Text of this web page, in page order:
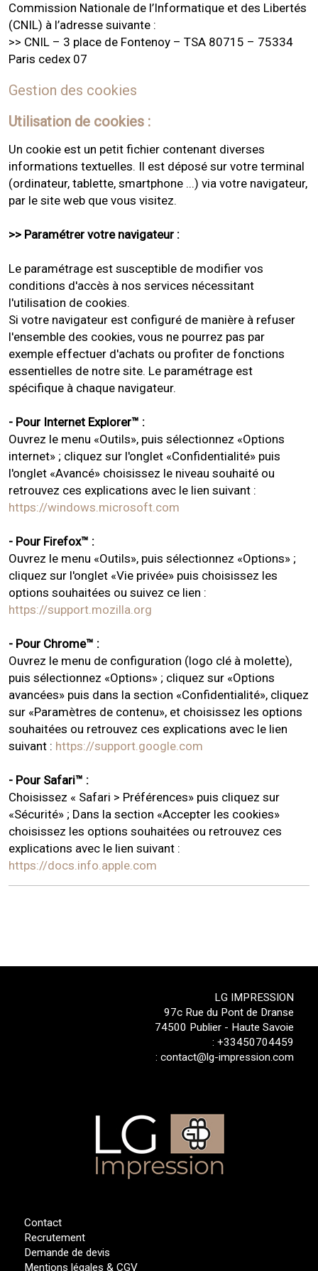
Commission Nationale de l’Informatique et des Libertés
(CNIL) à l’adresse suivante :
>> CNIL – 3 place de Fontenoy – TSA 80715 – 75334
Paris cedex 07
Gestion des cookies
Utilisation de cookies :
Un cookie est un petit fichier contenant diverses
informations textuelles. Il est déposé sur votre terminal
(ordinateur, tablette, smartphone ...) via votre navigateur,
par le site web que vous visitez.
>> Paramétrer votre navigateur :
Le paramétrage est susceptible de modifier vos
conditions d'accès à nos services nécessitant
l'utilisation de cookies.
Si votre navigateur est configuré de manière à refuser
l'ensemble des cookies, vous ne pourrez pas par
exemple effectuer d'achats ou profiter de fonctions
essentielles de notre site. Le paramétrage est
spécifique à chaque navigateur.
- Pour Internet Explorer™ :
Ouvrez le menu «Outils», puis sélectionnez «Options
internet» ; cliquez sur l'onglet «Confidentialité» puis
l'onglet «Avancé» choisissez le niveau souhaité ou
retrouvez ces explications avec le lien suivant :
https://windows.microsoft.com
- Pour Firefox™ :
Ouvrez le menu «Outils», puis sélectionnez «Options» ;
cliquez sur l'onglet «Vie privée» puis choisissez les
options souhaitées ou suivez ce lien :
https://support.mozilla.org
- Pour Chrome™ :
Ouvrez le menu de configuration (logo clé à molette),
puis sélectionnez «Options» ; cliquez sur «Options
avancées» puis dans la section «Confidentialité», cliquez
sur «Paramètres de contenu», et choisissez les options
souhaitées ou retrouvez ces explications avec le lien
suivant : https://support.google.com
- Pour Safari™ :
Choisissez « Safari > Préférences» puis cliquez sur
«Sécurité» ; Dans la section «Accepter les cookies»
choisissez les options souhaitées ou retrouvez ces
explications avec le lien suivant :
https://docs.info.apple.com
LG IMPRESSION
97c Rue du Pont de Dranse
74500 Publier - Haute Savoie
: +33450704459
: contact@lg-impression.com
Contact
Recrutement
Demande de devis
Mentions légales & CGV